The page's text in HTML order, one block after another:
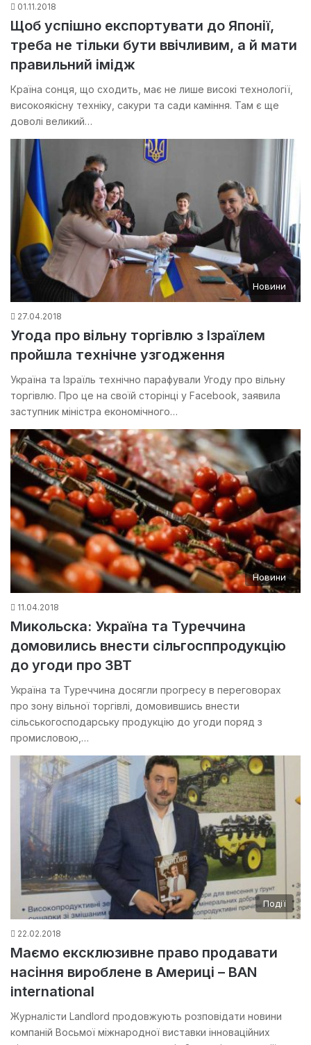
01.11.2018
Щоб успішно експортувати до Японії,
треба не тільки бути ввічливим, а й мати
правильний імідж
Країна сонця, що сходить, має не лише високі технології,
високоякісну техніку, сакури та сади каміння. Там є ще
доволі великий…
Новини
27.04.2018
Угода про вільну торгівлю з Ізраїлем
пройшла технічне узгодження
Україна та Ізраїль технічно парафували Угоду про вільну
торгівлю. Про це на своїй сторінці у Facebook, заявила
заступник міністра економічного…
Новини
11.04.2018
Микольска: Україна та Туреччина
домовились внести сільгосппродукцію
до угоди про ЗВТ
Україна та Туреччина досягли прогресу в переговорах
про зону вільної торгівлі, домовившись внести
сільськогосподарську продукцію до угоди поряд з
промисловою,…
Події
22.02.2018
Маємо ексклюзивне право продавати
насіння вироблене в Америці – BAN
international
Журналісти Landlord продовжують розповідати новини
компаній Восьмої міжнародної виставки інноваційних